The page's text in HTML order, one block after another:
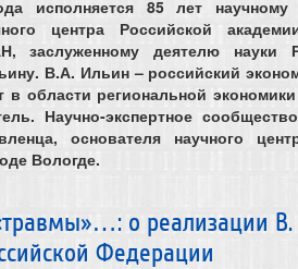
исполняется 85 лет научному
центра Российской
заслуженному деятелю науки
В.А. Ильин – российский
в области региональной
Научно-экспертное
основателя научного
Вологде.
о реализации
Федерации